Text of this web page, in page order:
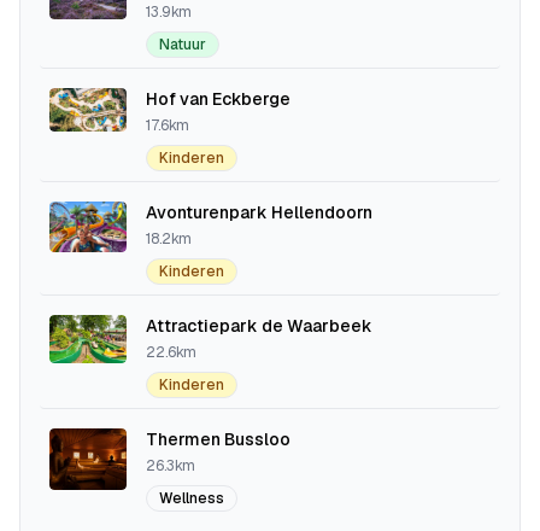
13.9km
Natuur
Hof van Eckberge
17.6km
Kinderen
Avonturenpark Hellendoorn
18.2km
Kinderen
Attractiepark de Waarbeek
22.6km
Kinderen
Thermen Bussloo
26.3km
Wellness